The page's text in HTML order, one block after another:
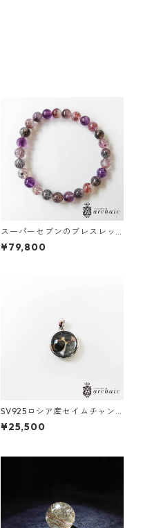
スーパーセブンのブレスレッ
ト（6mm）
¥79,800
SV925ロシア産セイムチャン
隕石のペンダントトップ
¥25,500